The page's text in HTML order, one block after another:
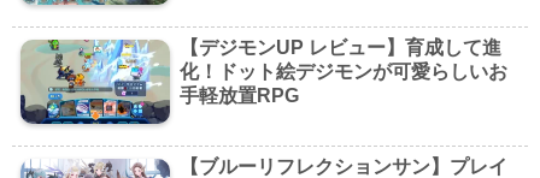
【デジモンUP レビュー】育成して進
化！ドット絵デジモンが可愛らしいお
手軽放置RPG
【ブルーリフレクションサン】プレイ